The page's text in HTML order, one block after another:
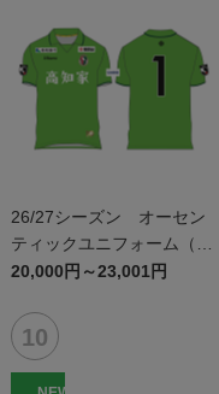
26/27シーズン オーセン
ティックユニフォーム（GK
1st）
20,000円～23,001円